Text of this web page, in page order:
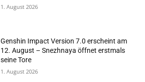
1. August 2026
Genshin Impact Version 7.0 erscheint am
12. August – Snezhnaya öffnet erstmals
seine Tore
1. August 2026